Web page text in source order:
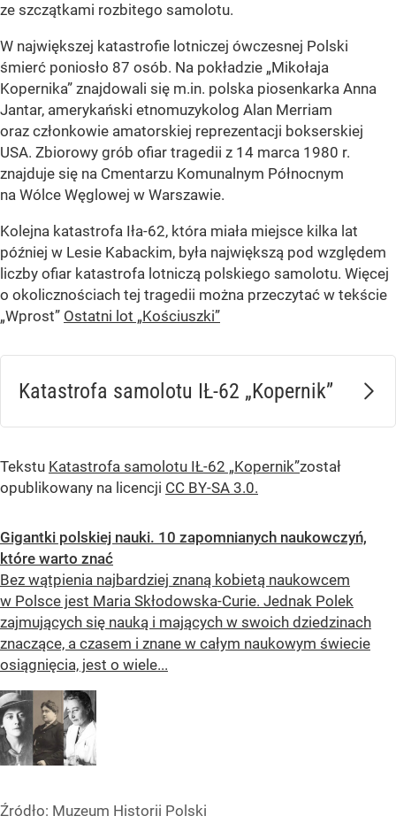
ze szczątkami rozbitego samolotu.
W największej katastrofie lotniczej ówczesnej Polski
śmierć poniosło 87 osób. Na pokładzie „Mikołaja
Kopernika” znajdowali się m.in. polska piosenkarka Anna
Jantar, amerykański etnomuzykolog Alan Merriam
oraz członkowie amatorskiej reprezentacji bokserskiej
USA. Zbiorowy grób ofiar tragedii z 14 marca 1980 r.
znajduje się na Cmentarzu Komunalnym Północnym
na Wólce Węglowej w Warszawie.
Kolejna katastrofa Iła-62, która miała miejsce kilka lat
później w Lesie Kabackim, była największą pod względem
liczby ofiar katastrofa lotniczą polskiego samolotu. Więcej
o okolicznościach tej tragedii można przeczytać w tekście
„Wprost” Ostatni lot „Kościuszki”
Katastrofa samolotu IŁ-62 „Kopernik”
Tekstu Katastrofa samolotu IŁ-62 „Kopernik”został
opublikowany na licencji CC BY-SA 3.0.
Gigantki polskiej nauki. 10 zapomnianych naukowczyń,
które warto znać
Bez wątpienia najbardziej znaną kobietą naukowcem
w Polsce jest Maria Skłodowska-Curie. Jednak Polek
zajmujących się nauką i mających w swoich dziedzinach
znaczące, a czasem i znane w całym naukowym świecie
osiągnięcia, jest o wiele...
Źródło: Muzeum Historii Polski